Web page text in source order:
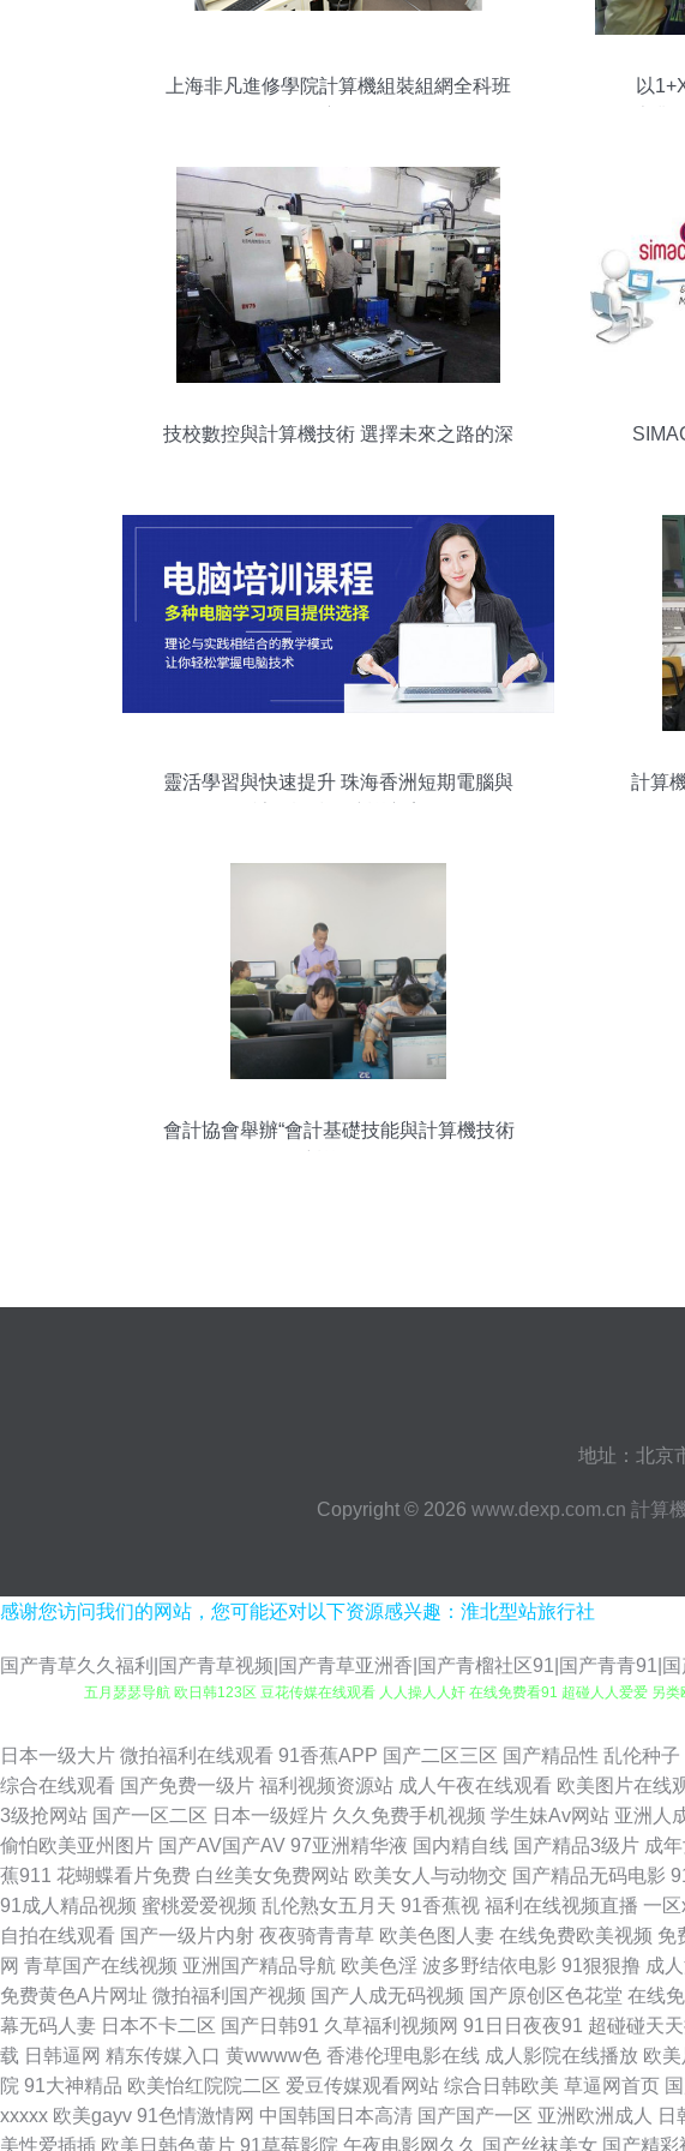
上海非凡進修學院計算機組裝組網全科班
以
技校數控與計算機技術 選擇未來之路的深
靈活學習與快速提升 珠海香洲短期電腦與
計算
會計協會舉辦“會計基礎技能與計算機技術
地址：北京
Copyright © 2026 www.dexp.com.cn 計算
感谢您访问我们的网站，您可能还对以下资源感兴趣：淮北型站旅行社
国产青草久久福利|国产青草视频|国产青草亚洲香|国产青榴社区91|国产青青91|
五月瑟瑟导航 欧日韩123区 豆花传媒在线观看 人人操人人奸 在线免费看91 超碰人人爱爱 另
导航 另类图片激情 国产在线91 91黑丝美女自慰 大香蕉伊人操 国产射精视频 国产w色麻豆
看 日韩干逼视频 91在线欧洲 韩国做爱视频 亚洲动态色图 欧美九九婷婷 99热大 wwwAV网站
专区 伊人成人网电影 色婷婷激情网 另类海角av 含羞草在线 成人香蕉在线播放 97视频国产
产肛交在线视频 wwwh片 伊人青青草大香蕉 午夜福利18禁 欧美自拍aa 极品人人 成人无码影
人人操97 久久天堂国产情侣 97AV中文字幕 www蜜桃视频 91福利影院 五月丁香成人网站 日
亚洲 国内视频自拍 东京热成人网站 av影院首页 www91日本 91在线免费 亚洲欧美天堂在线
日本一级大片 微拍福利在线观看 91香蕉APP 国产二区三区 国产精品性 乱伦种子
综合在线观看 国产免费一级片 福利视频资源站 成人午夜在线观看 欧美图片在线
3级抢网站 国产一区二区 日本一级婬片 久久免费手机视频 学生妹Av网站 亚洲人
偷怕欧美亚州图片 国产AV国产AV 97亚洲精华液 国内精自线 国产精品3级片 成
蕉911 花蝴蝶看片免费 白丝美女免费网站 欧美女人与动物交 国产精品无码电影
91成人精品视频 蜜桃爱爱视频 乱伦熟女五月天 91香蕉视 福利在线视频直播 一
自拍在线观看 国产一级片内射 夜夜骑青青草 欧美色图人妻 在线免费欧美视频 免
网 青草国产在线视频 亚洲国产精品导航 欧美色淫 波多野结依电影 91狠狠撸 成
免费黄色A片网址 微拍福利国产视频 国产人成无码视频 国产原创区色花堂 在线
幕无码人妻 日本不卡二区 国产日韩91 久草福利视频网 91日日夜夜91 超碰碰天
载 日韩逼网 精东传媒入口 黄wwww色 香港伦理电影在线 成人影院在线播放 欧
院 91大神精品 欧美怡红院院二区 爱豆传媒观看网站 综合日韩欧美 草逼网首页
xxxxx 欧美gayv 91色情激情网 中国韩国日本高清 国产国产一区 亚洲欧洲成人 日
美性爱插插 欧美日韩色黄片 91草莓影院 午夜电影网久久 国产丝袜美女 国产精彩